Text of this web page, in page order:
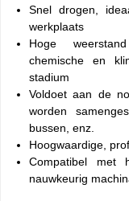
Snel drogen,
werkplaats
Hoge
chemische en
stadium
Voldoet aan de
worden
bussen, enz.
Hoogwaardige,
Compatibel met
nauwkeurig